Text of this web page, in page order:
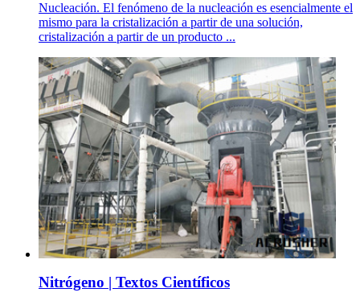
Nucleación. El fenómeno de la nucleación es esencialmente el
mismo para la cristalización a partir de una solución,
cristalización a partir de un producto ...
Nitrógeno | Textos Científicos